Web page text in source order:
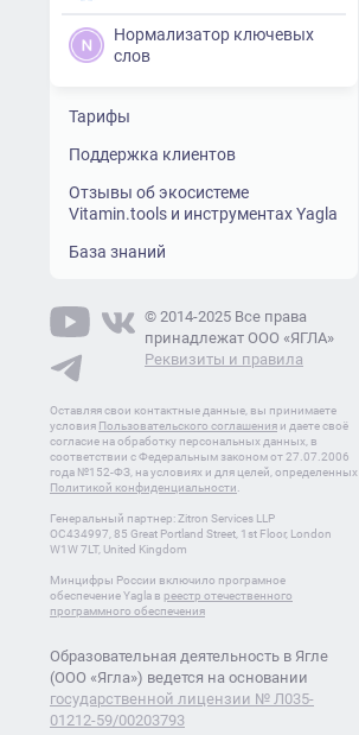
Нормализатор ключевых
слов
Тарифы
Поддержка клиентов
Отзывы об экосистеме
Vitamin.tools и инструментах Yagla
База знаний
© 2014-2025 Все права
принадлежат ООО «ЯГЛА»
Реквизиты и правила
Оставляя свои контактные данные, вы принимаете
условия Пользовательского соглашения и даете своё
согласие на обработку персональных данных, в
соответствии с Федеральным законом от 27.07.2006
года №152-ФЗ, на условиях и для целей, определенных
Политикой конфиденциальности
Генеральный партнер: Zitron Services LLP
OC434997, 85 Great Portland Street, 1st Floor, London
W1W 7LT, United Kingdom
Минцифры России включило програмное
обеспечение Yagla в реестр отечественного
программного обеспечения
Образовательная деятельность в Ягле
(ООО «Ягла») ведется на основании
государственной лицензии № Л035-
01212-59/00203793